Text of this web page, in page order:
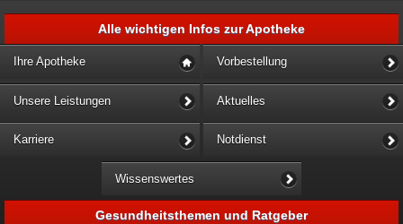
Alle wichtigen Infos zur Apotheke
Ihre Apotheke Vorbestellung
Unsere Leistungen Aktuelles
Karriere Notdienst
Wissenswertes
Gesundheitsthemen und Ratgeber